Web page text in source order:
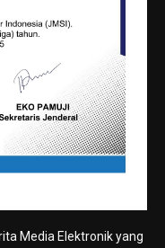
Media Elektronik yang